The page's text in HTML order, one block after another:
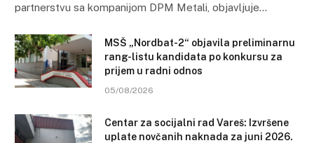
partnerstvu sa kompanijom DPM Metali, objavljuje…
MSŠ „Nordbat-2“ objavila preliminarnu
rang-listu kandidata po konkursu za
prijem u radni odnos
05/08/2026
Centar za socijalni rad Vareš: Izvršene
uplate novčanih naknada za juni 2026.